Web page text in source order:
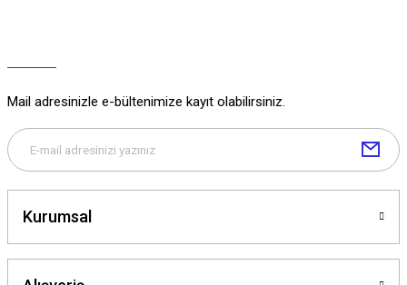
Mail adresinizle e-bültenimize kayıt olabilirsiniz.
Kurumsal